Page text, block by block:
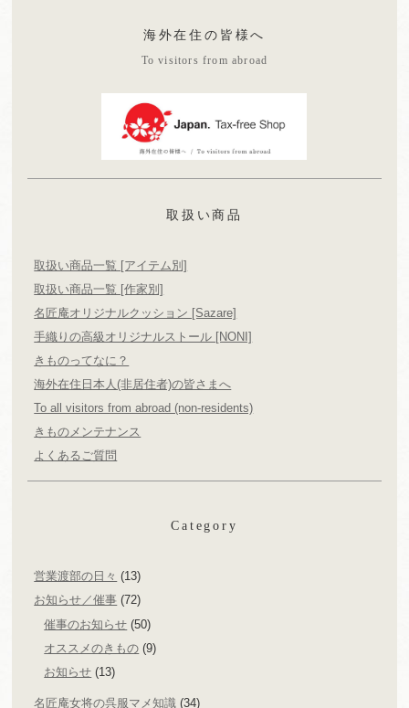
海外在住の皆様へ
To visitors from abroad
取扱い商品
取扱い商品一覧 [アイテム別]
取扱い商品一覧 [作家別]
名匠庵オリジナルクッション [Sazare]
手織りの高級オリジナルストール [NONI]
きものってなに？
海外在住日本人(非居住者)の皆さまへ
To all visitors from abroad (non-residents)
きものメンテナンス
よくあるご質問
Category
営業渡部の日々 (13)
お知らせ／催事 (72)
催事のお知らせ (50)
オススメのきもの (9)
お知らせ (13)
名匠庵女将の呉服マメ知識 (34)